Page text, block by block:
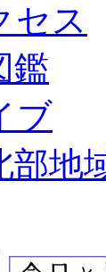
セス
鑑
ブ
部地